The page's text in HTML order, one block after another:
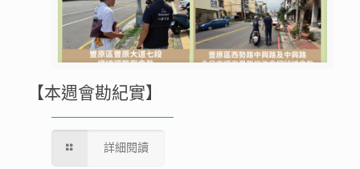
【本週會勘紀實】
詳細閱讀